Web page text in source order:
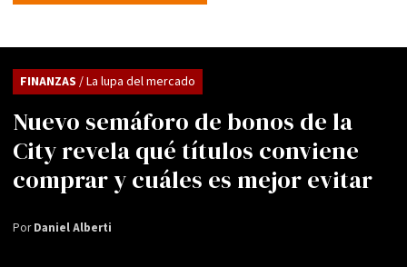
Nuevo semáforo de bonos de la
City revela qué títulos conviene
comprar y cuáles es mejor evitar
FINANZAS / La lupa del mercado
PorDaniel Alberti